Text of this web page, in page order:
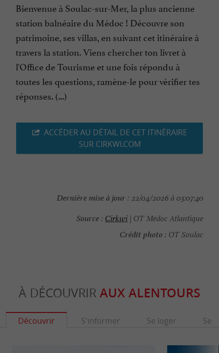
Bienvenue à Soulac-sur-Mer, la plus ancienne
station balnéaire du Médoc ! Découvre son
patrimoine, ses villas, en suivant cet itinéraire à
travers la station. Viens chercher ton livret à
l'Office de Tourisme et une fois répondu à
toutes les questions, ramène-le pour vérifier tes
réponses. (...)
ACCÉDER AU DÉTAIL DE CET ITINÉRAIRE
SUR CIRKWI.COM
Dernière mise à jour : 22/04/2026 à 03:07:40
Source : Cirkwi | OT Médoc Atlantique
Crédit photo : OT Soulac
À DÉCOUVRIR AUX ALENTOURS
Découvrir S'informer Se loger Se